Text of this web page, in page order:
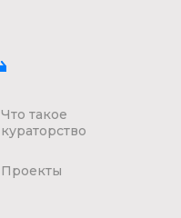
Что такое
кураторство
Проекты